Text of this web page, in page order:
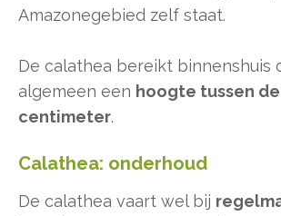
Amazonegebied zelf staat.
De calathea bereikt binnenshuis
algemeen een hoogte tussen de
centimeter.
Calathea: onderhoud
De calathea vaart wel bij